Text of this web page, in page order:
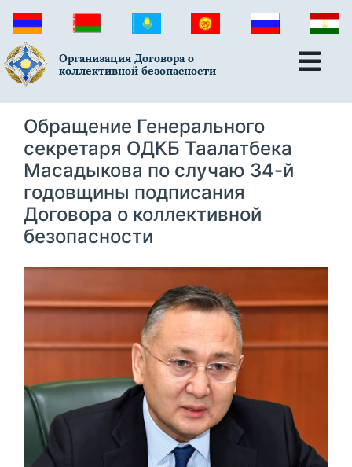
Организация Договора о
коллективной безопасности
Обращение Генерального
секретаря ОДКБ Таалатбека
Масадыкова по случаю 34-й
годовщины подписания
Договора о коллективной
безопасности